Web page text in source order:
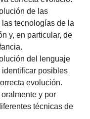
de las
tecnologías de la
y, en particular, de
del lenguaje
posibles
evolución.
y por
técnicas de